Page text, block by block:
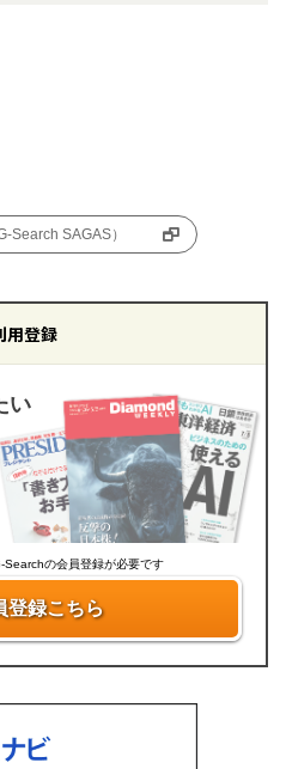
Search SAGAS）
用登録
い
Searchの会員登録が必要です
登録こちら